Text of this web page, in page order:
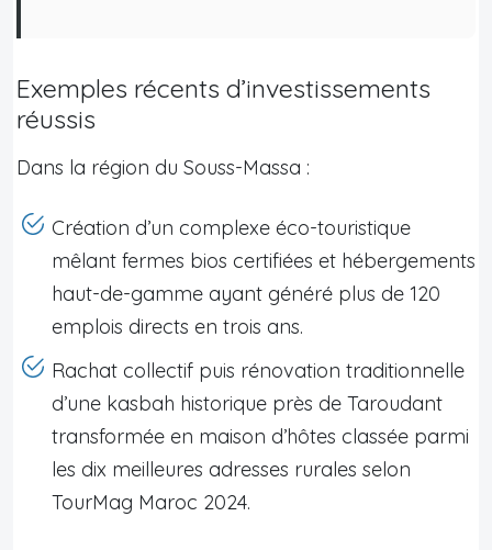
Exemples récents d’investissements
réussis
Dans la région du Souss-Massa :
Création d’un complexe éco-touristique
mêlant fermes bios certifiées et hébergements
haut-de-gamme ayant généré plus de 120
emplois directs en trois ans.
Rachat collectif puis rénovation traditionnelle
d’une kasbah historique près de Taroudant
transformée en maison d’hôtes classée parmi
les dix meilleures adresses rurales selon
TourMag Maroc 2024.